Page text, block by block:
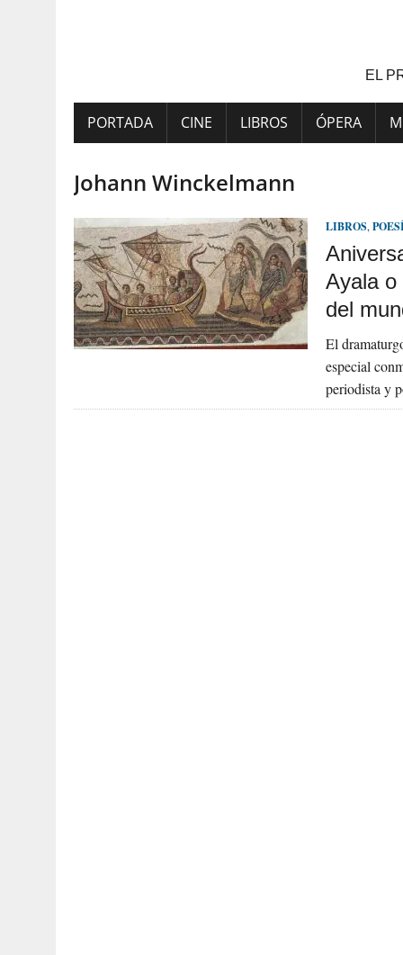
EL
PORTADA CINE LIBROS ÓPERA
Johann Winckelmann
LIBROS,
Ayala o
del
El
especial
periodista y